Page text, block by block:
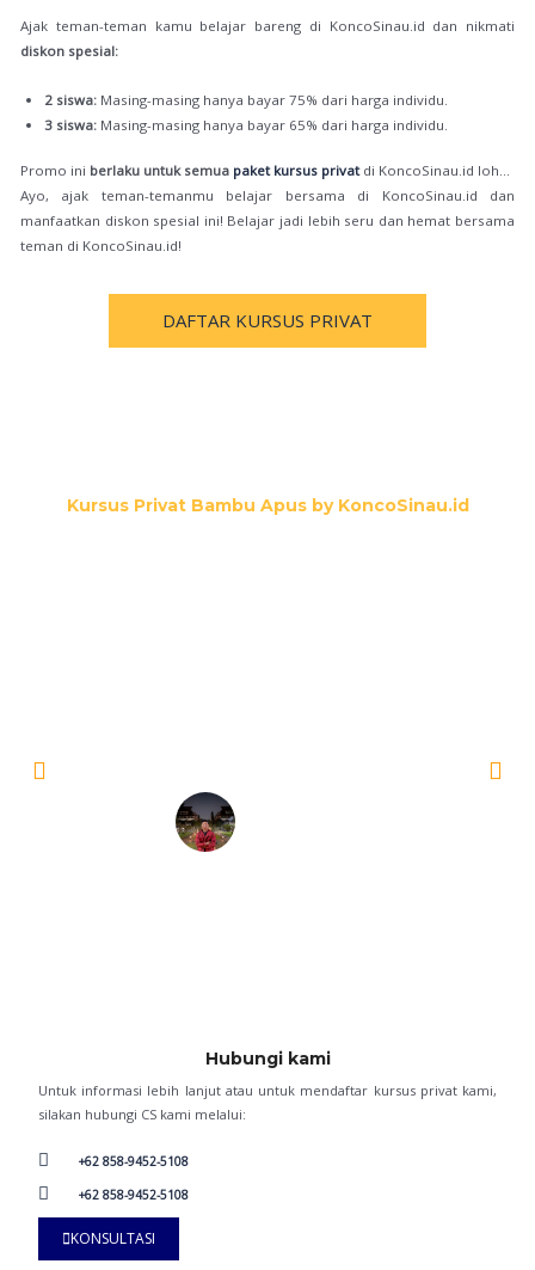
Ajak teman-teman kamu belajar bareng di KoncoSinau.id dan nikmati
diskon spesial:
2 siswa: Masing-masing hanya bayar 75% dari harga individu.
3 siswa: Masing-masing hanya bayar 65% dari harga individu.
Promo ini berlaku untuk semua paket kursus privatdi KoncoSinau.id loh…
Ayo, ajak teman-temanmu belajar bersama di KoncoSinau.id dan
manfaatkan diskon spesial ini! Belajar jadi lebih seru dan hemat bersama
teman di KoncoSinau.id!
DAFTAR KURSUS PRIVAT
Kursus Privat Bambu Apus by KoncoSinau.id
Hubungi kami
Untuk informasi lebih lanjut atau untuk mendaftar kursus privat kami,
silakan hubungi CS kami melalui:
+62 858-9452-5108
+62 858-9452-5108
KONSULTASI